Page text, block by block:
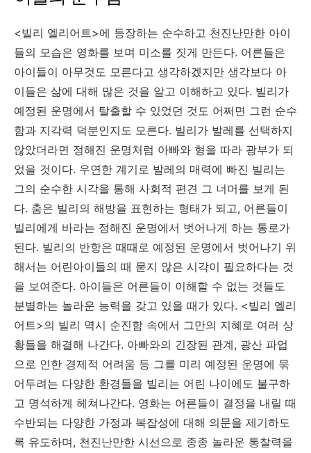
<빌리 엘리어트>에 등장하는 순수하고 천진난만한 아이
들의 모습은 영화를 보며 미소를 짓게 만든다. 어른들은
아이들이 아무것도 모른다고 생각하겠지만 생각보다 아
이들은 삶에 대해 많은 것을 알고 이해하고 있다. 빌리가
예정된 운명에서 탈출할 수 있었던 것도 어쩌면 그런 순수
함과 지각력 덕분인지도 모른다. 빌리가 발레를 선택하지
않았더라면 정해진 운명처럼 아빠와 형을 따라 광부가 되
었을 것이다. 우연한 계기로 발레의 매력에 빠진 빌리는
그의 순수한 시각을 통해 사회적 편견 그 너머를 보게 된
다. 춤은 빌리의 해방을 표현하는 형태가 되고, 어른들이
빌리에게 바라는 정해진 운명에서 벗어나게 하는 통로가
된다. 빌리의 반항은 때때로 예정된 운명에서 벗어나기 위
해서는 어린아이들의 때 묻지 않은 시각이 필요하다는 것
을 보여준다. 아이들은 어른들이 이해할 수 없는 것들도
분별하는 놀라운 능력을 갖고 있을 때가 있다. <빌리 엘리
어트>의 빌리 역시 순진함 속에서 그만의 지혜로 여러 상
황들을 해결해 나간다. 아빠와의 긴장된 관계, 광산 파업
으로 인한 경제적 어려움 등 그를 미리 예정된 운명에 묶
어두려는 다양한 환경들을 빌리는 어린 나이에도 불구하
고 명석하게 헤쳐나간다. 영화는 어른들이 결정을 내릴 때
수반되는 다양한 가정과 복잡성에 대해 의문을 제기하도
록 유도하며, 천진난만한 시선으로 종종 놀라운 통찰력을